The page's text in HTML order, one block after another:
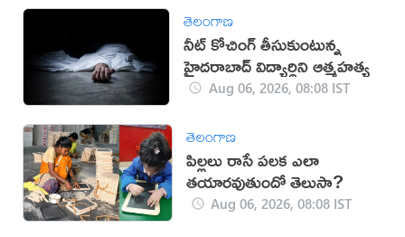
తెలంగాణ
నీట్ కోచింగ్ తీసుకుంటున్న
హైదరాబాద్ విద్యార్థిని ఆత్మహత్య
Aug 06, 2026, 08:08 IST
తెలంగాణ
పిల్లలు రాసే పలక ఎలా
తయారవుతుందో తెలుసా?
Aug 06, 2026, 08:08 IST